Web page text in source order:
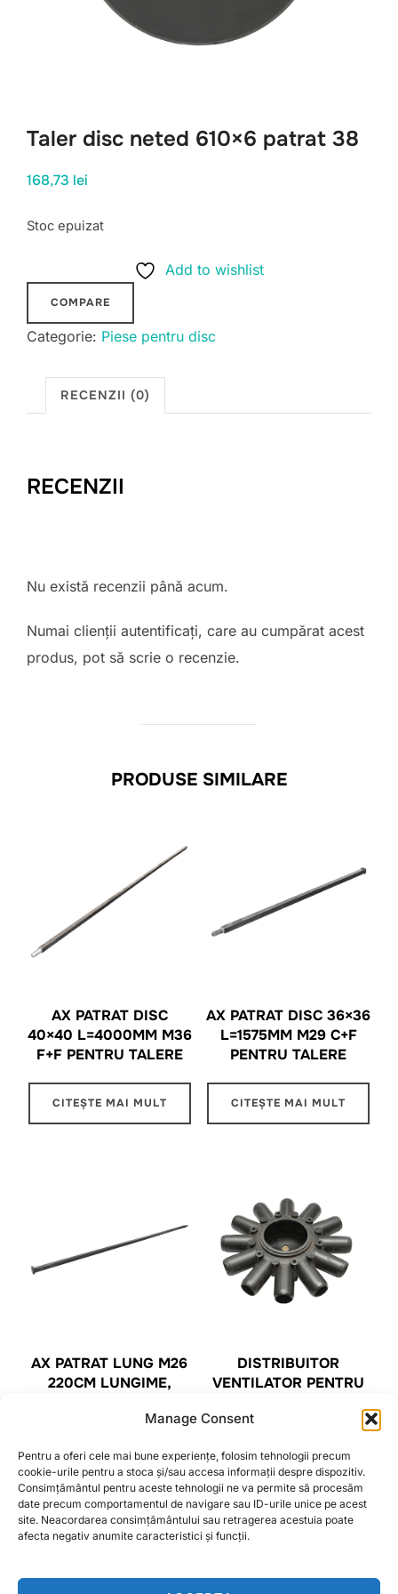
Manage Consent
Pentru a oferi cele mai bune experiențe, folosim tehnologii precum
cookie-urile pentru a stoca și/sau accesa informații despre dispozitiv.
Consimțământul pentru aceste tehnologii ne va permite să procesăm
date precum comportamentul de navigare sau ID-urile unice pe acest
site. Neacordarea consimțământului sau retragerea acestuia poate
afecta negativ anumite caracteristici și funcții.
Taler disc neted 610×6 patrat 38
168,73 lei
Stoc epuizat
Add to wishlist
COMPARE
Categorie: Piese pentru disc
RECENZII (0)
RECENZII
Nu există recenzii până acum.
Numai clienții autentificați, care au cumpărat acest
produs, pot să scrie o recenzie.
PRODUSE SIMILARE
AX PATRAT DISC
40×40 L=4000MM M36
F+F PENTRU TALERE
CITEȘTE MAI MULT
AX PATRAT DISC 36×36
L=1575MM M29 C+F
PENTRU TALERE
CITEȘTE MAI MULT
AX PATRAT LUNG M26
220CM LUNGIME,
CITEȘTE MAI MULT
DISTRIBUITOR
VENTILATOR PENTRU
MASCHIO GASPARDO
87,25lei
CITEȘTE MAI MULT